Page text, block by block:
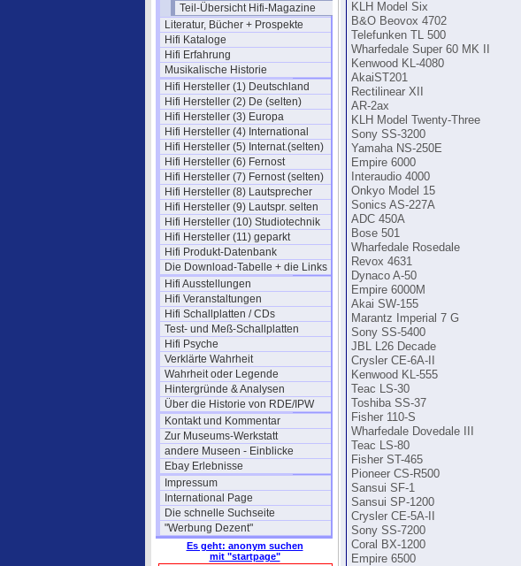
Teil-Übersicht Hifi-Magazine
Literatur, Bücher + Prospekte
Hifi Kataloge
Hifi Erfahrung
Musikalische Historie
Hifi Hersteller (1) Deutschland
Hifi Hersteller (2) De (selten)
Hifi Hersteller (3) Europa
Hifi Hersteller (4) International
Hifi Hersteller (5) Internat.(selten)
Hifi Hersteller (6) Fernost
Hifi Hersteller (7) Fernost (selten)
Hifi Hersteller (8) Lautsprecher
Hifi Hersteller (9) Lautspr. selten
Hifi Hersteller (10) Studiotechnik
Hifi Hersteller (11) geparkt
Hifi Produkt-Datenbank
Die Download-Tabelle + die Links
Hifi Ausstellungen
Hifi Veranstaltungen
Hifi Schallplatten / CDs
Test- und Meß-Schallplatten
Hifi Psyche
Verklärte Wahrheit
Wahrheit oder Legende
Hintergründe & Analysen
Über die Historie von RDE/IPW
Kontakt und Kommentar
Zur Museums-Werkstatt
andere Museen - Einblicke
Ebay Erlebnisse
Impressum
International Page
Die schnelle Suchseite
"Werbung Dezent"
Es geht: anonym suchen
mit "startpage"
KLH Model Six
B&O Beovox 4702
Telefunken TL 500
Wharfedale Super 60 MK II
Kenwood KL-4080
AkaiST201
Rectilinear XII
AR-2ax
KLH Model Twenty-Three
Sony SS-3200
Yamaha NS-250E
Empire 6000
Interaudio 4000
Onkyo Model 15
Sonics AS-227A
ADC 450A
Bose 501
Wharfedale Rosedale
Revox 4631
Dynaco A-50
Empire 6000M
Akai SW-155
Marantz Imperial 7 G
Sony SS-5400
JBL L26 Decade
Crysler CE-6A-II
Kenwood KL-555
Teac LS-30
Toshiba SS-37
Fisher 110-S
Wharfedale Dovedale III
Teac LS-80
Fisher ST-465
Pioneer CS-R500
Sansui SF-1
Sansui SP-1200
Crysler CE-5A-II
Sony SS-7200
Coral BX-1200
Empire 6500